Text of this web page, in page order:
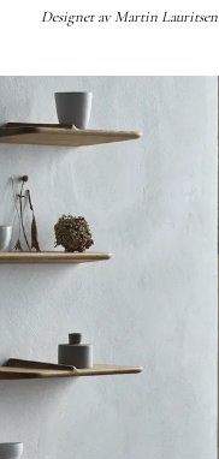
Designet av Martin Lauritsen